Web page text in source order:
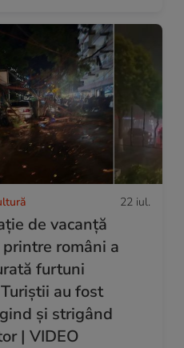
22 iul.
de vacanță
români a
furtuni
au fost
și strigând
| VIDEO